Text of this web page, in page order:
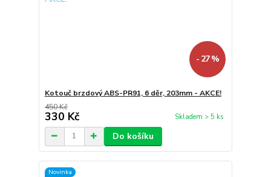
- 27 %
Kotouč brzdový ABS-PR91, 6 děr, 203mm - AKCE!
450 Kč
330 Kč Skladem > 5 ks
Do košíku
Novinka